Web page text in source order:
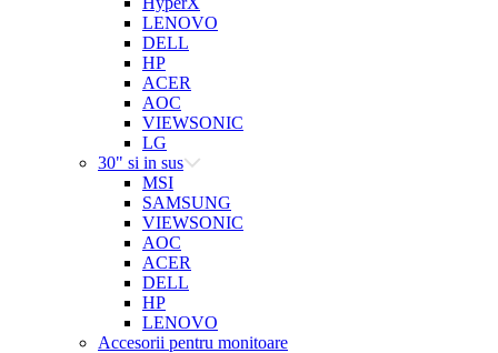
LENOVO
DELL
HP
ACER
AOC
VIEWSONIC
LG
30" si in sus
MSI
SAMSUNG
VIEWSONIC
AOC
ACER
DELL
HP
LENOVO
Accesorii pentru monitoare